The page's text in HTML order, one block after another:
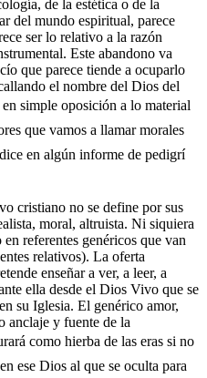
de la estética o de la
del mundo espiritual, parece
ser lo relativo a la razón
Este abandono va
que parece tiende a ocuparlo
el nombre del Dios del
en simple oposición a lo material
que vamos a llamar morales
en algún informe de pedigrí
cristiano no se define por sus
moral, altruista. Ni siquiera
referentes genéricos que van
relativos). La oferta
enseñar a ver, a leer, a
ella desde el Dios Vivo que se
su Iglesia. El genérico amor,
anclaje y fuente de la
como hierba de las eras si no
ese Dios al que se oculta para